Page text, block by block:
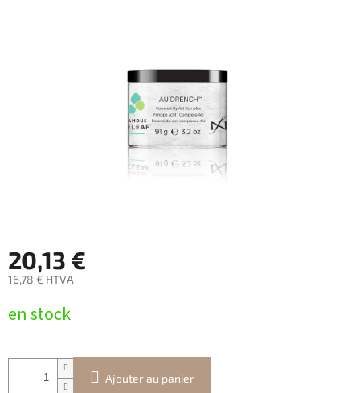
20,13 €
16,78 € HTVA
de
en stock
Ajouter au panier